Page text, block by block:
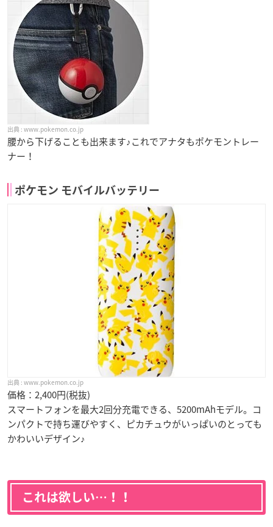
www.pokemon.co.jp
腰から下げることも出来ます♪これでアナタもポケモントレー
ナー！
ポケモン モバイルバッテリー
www.pokemon.co.jp
価格：2,400円(税抜)
スマートフォンを最大2回分充電できる、5200mAhモデル。コ
ンパクトで持ち運びやすく、ピカチュウがいっぱいのとっても
かわいいデザイン♪
これは欲しい…！！